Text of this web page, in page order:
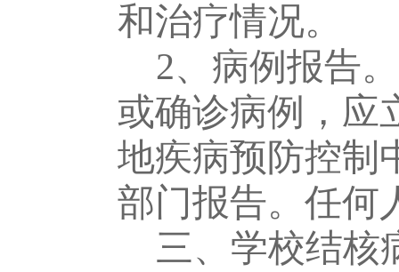
和治疗情况。
2、 病例报告。
或确诊病例，应
地疾病预防控制
部门报告。任何
三、学校结核